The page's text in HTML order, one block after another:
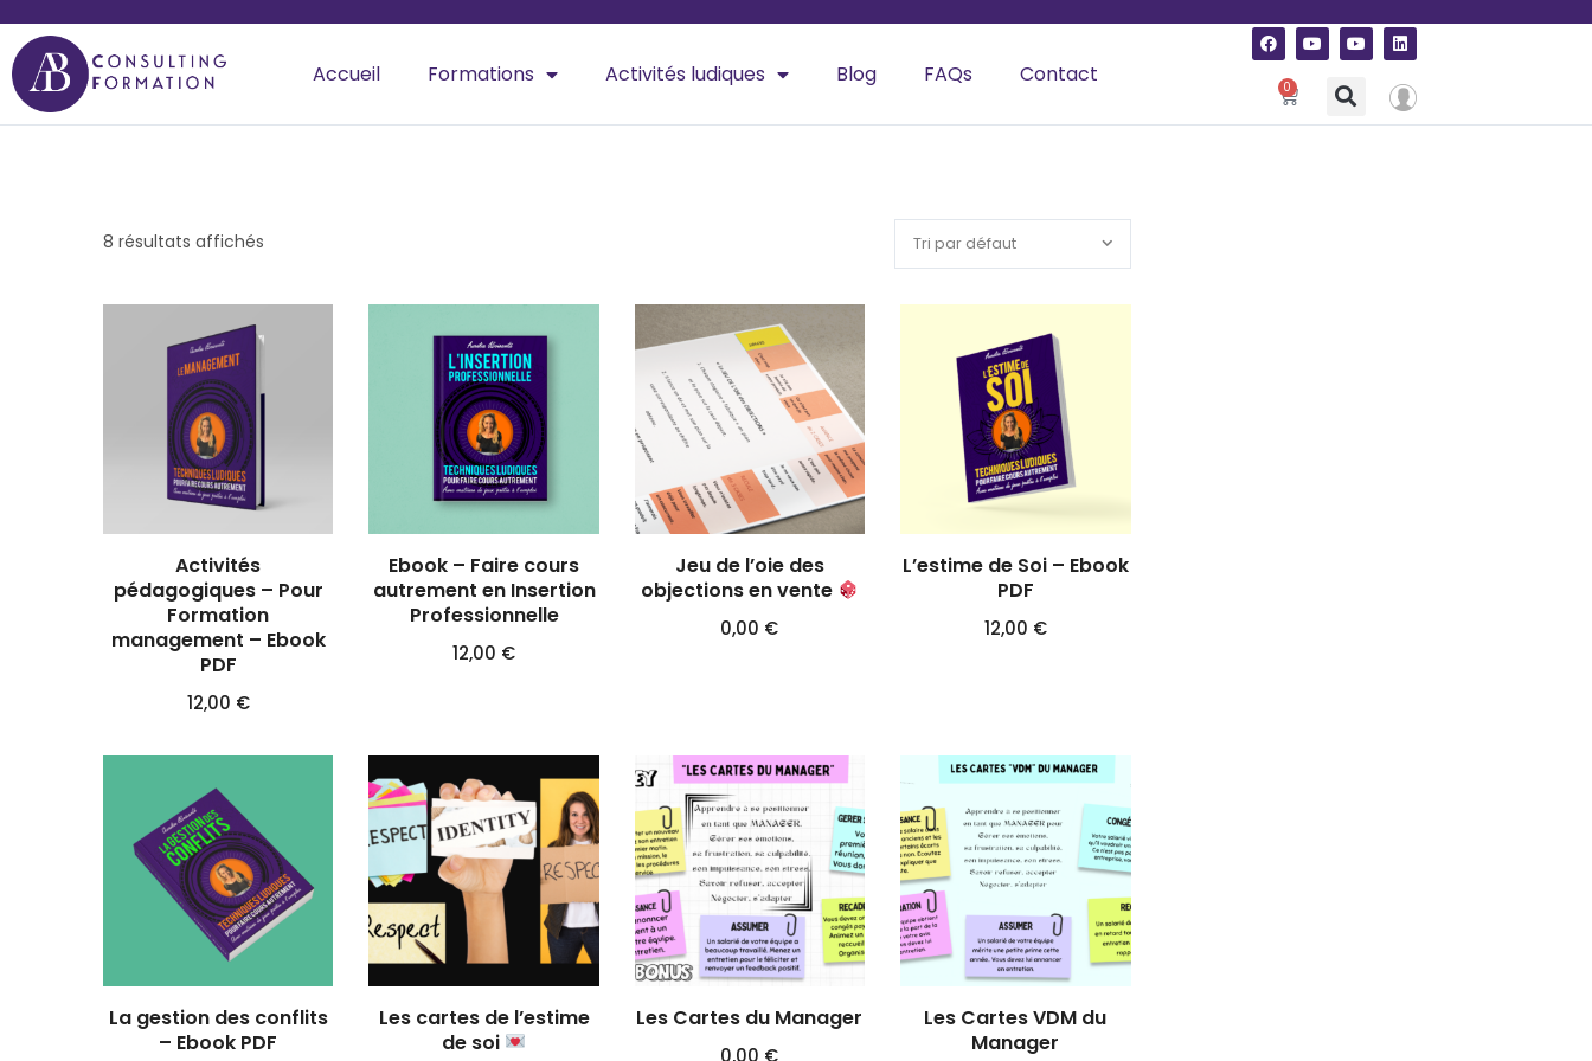
Accueil Formations Activités ludiques Blog FAQs Contact 0
8 résultats affichés Tri par défaut
Activités
pédagogiques – Pour
Formation
management – Ebook
PDF
12,00 €
Ebook – Faire cours
autrement en Insertion
Professionnelle
12,00 €
Jeu de l’oie des
objections en vente
0,00 €
L’estime de Soi – Ebook
PDF
12,00 €
La gestion des conflits
– Ebook PDF
Les cartes de l’estime
de soi
Les Cartes du Manager
0,00 €
Les Cartes VDM du
Manager